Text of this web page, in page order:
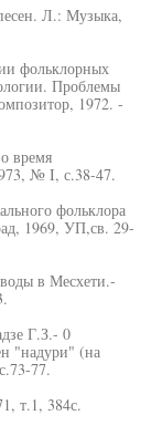
Л.: Музыка,
фольклорных
Проблемы
1972. -
время
№ I, с.38-47.
фольклора
1969, УП,св. 29-
в Месхети.-
Г.З.- 0
"надури" (на
77.
т.1, 384с.